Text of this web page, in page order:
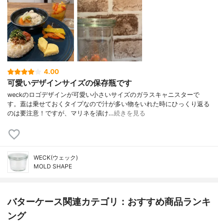
4.00
可愛いデザインサイズの保存瓶です
weckのロゴデザインが可愛い小さいサイズのガラスキャニスターで
す。蓋は乗せておくタイプなので汁が多い物をいれた時にひっくり返る
のは要注意！ですが、マリネを漬け…続きを見る
WECK(ウェック)
MOLD SHAPE
バターケース関連カテゴリ：おすすめ商品ランキ
ング